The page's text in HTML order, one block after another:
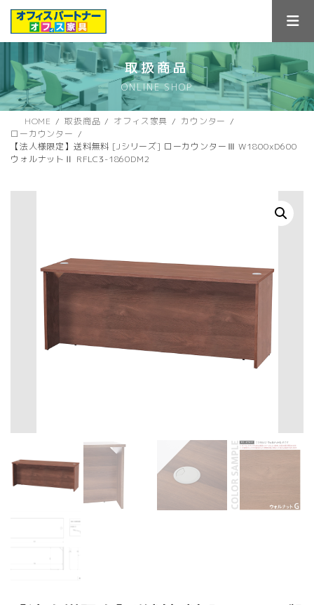
ス
キ
ン
に
取扱商品
ONLINE SHOP
HOME 取扱商品 オフィス家具
カウンター
ローカウンター
【法人様限定】送料無料 [Jシリーズ] ローカウンターⅢ W1800xD600
ウォルナットⅡ RFLC3-1860DM2